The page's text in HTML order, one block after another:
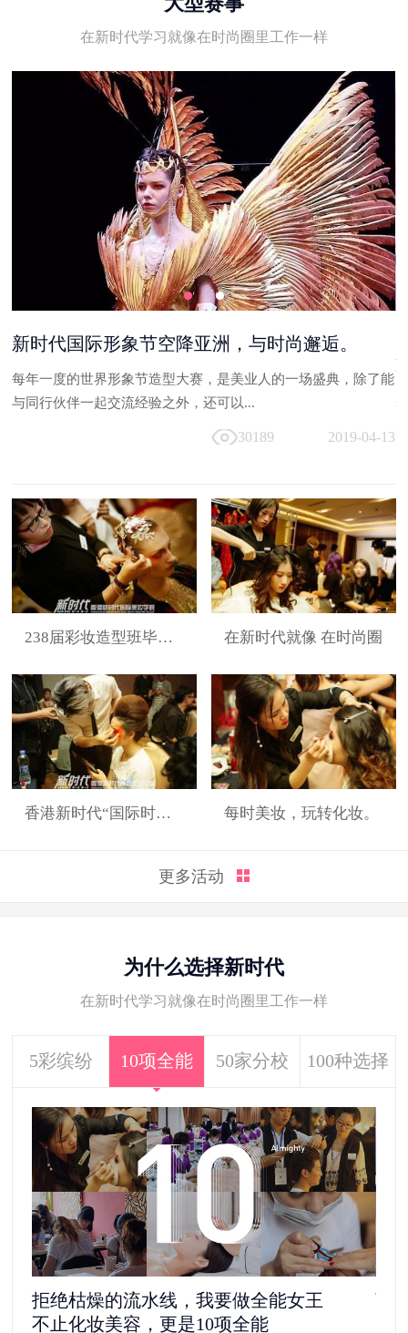
在新时代学习就像在时尚圈里工作一样
新时代国际形象节空降亚洲，与时尚邂逅。
每年一度的世界形象节造型大赛，是美业人的一场盛典，除了能
与同行伙伴一起交流经验之外，还可以...
30189 2019-04-13
238届彩妆造型班毕业展 在新时代就像 在时尚圈
香港新时代“国际时装周”展演造型 每时美妆，玩转化妆。
更多活动
为什么选择新时代
在新时代学习就像在时尚圈里工作一样
5彩缤纷 10项全能 50家分校 100种选择
离家更近，周末还能回家蹭个饭
50多家分校，家门口的美业大学
去